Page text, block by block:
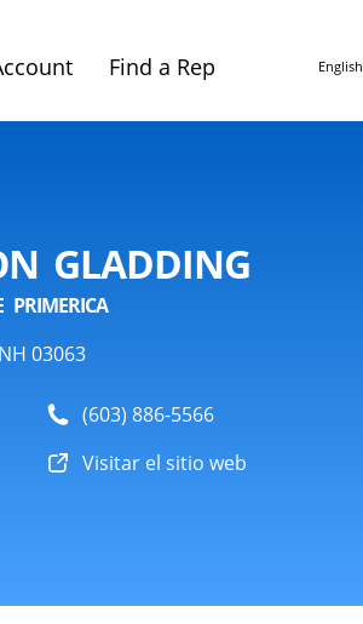
Find a Rep English
GLADDING
PRIMERICA
03063
(603) 886-5566
Visitar el sitio web